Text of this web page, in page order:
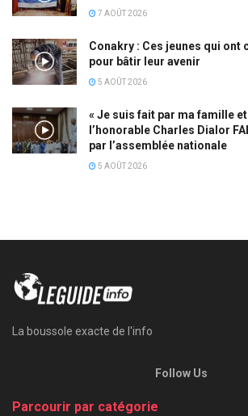
7 AOÛT 2026
Conakry : Ces jeunes qui ont
pour bâtir leur avenir
5 AOÛT 2026
« Je suis fait par ma famille
l’honorable Charles Dialor
par l’assemblée nationale
5 AOÛT 2026
La boussole exacte de l'info
Follow Us
Parcourir par catégorie